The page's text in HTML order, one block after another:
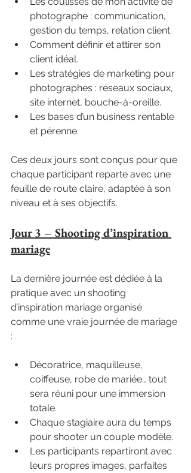
photographe : communication,
gestion du temps, relation client.
Comment définir et attirer son
client idéal.
Les stratégies de marketing pour
photographes : réseaux sociaux,
site internet, bouche-à-oreille.
Les bases d’un business rentable
et pérenne.
Ces deux jours sont conçus pour que
chaque participant reparte avec une
feuille de route claire, adaptée à son
niveau et à ses objectifs.
Jour 3 – Shooting d’inspiration
mariage
La dernière journée est dédiée à la
pratique avec un shooting
d’inspiration mariage organisé
comme une vraie journée de mariage
:
Décoratrice, maquilleuse,
coiffeuse, robe de mariée… tout
sera réuni pour une immersion
totale.
Chaque stagiaire aura du temps
pour shooter un couple modèle.
Les participants repartiront avec
leurs propres images, parfaites